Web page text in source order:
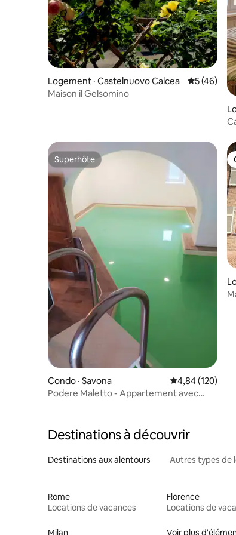
Logement · Castelnuovo Calcea Note
5 (46)
Maison il Gelsomino
Superhôte
Superhôte
Condo · Savona Note moyenne
4,84 (120)
Podere Maletto - Appartement avec
Destinations à découvrir
Destinations aux alentours Autres types de
Rome
Locations de vacances
Florence
Locations de
Milan Voir plus